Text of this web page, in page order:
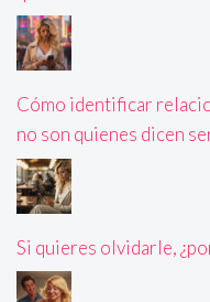
Cómo identificar
no son quienes dicen
Si quieres olvidarle,